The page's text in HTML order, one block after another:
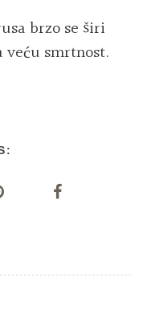
brzo se širi
smrtnost.